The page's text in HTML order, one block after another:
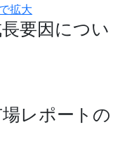
拡大
要因につい
レポートの